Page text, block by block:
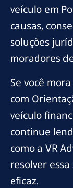
veículo em
causas,
soluções
moradores
Se você
com
veículo
continue
como a VR
resolver
eficaz.